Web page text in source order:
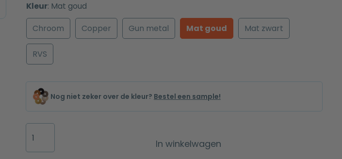
Kleur: Mat goud
Chroom
Copper Gun metal Mat goud Mat zwart
RVS
Nog niet zeker over de kleur? Bestel een sample!
inbouw
douchekop
In winkelwagen